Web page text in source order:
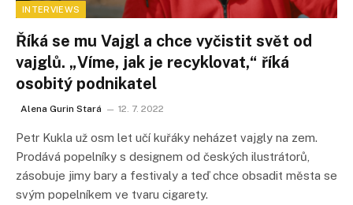
INTERVIEWS
Říká se mu Vajgl a chce vyčistit svět od
vajglů. „Víme, jak je recyklovat,“ říká
osobitý podnikatel
Alena Gurin Stará 12. 7. 2022
Petr Kukla už osm let učí kuřáky neházet vajgly na zem.
Prodává popelníky s designem od českých ilustrátorů,
zásobuje jimy bary a festivaly a teď chce obsadit města se
svým popelníkem ve tvaru cigarety.